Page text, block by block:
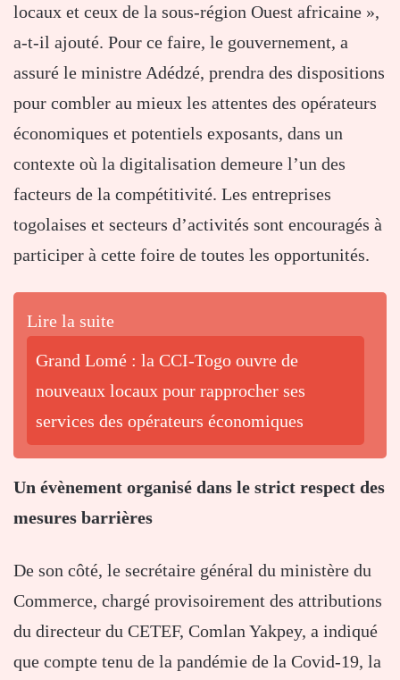
locaux et ceux de la sous-région Ouest africaine »,
a-t-il ajouté. Pour ce faire, le gouvernement, a
assuré le ministre Adédzé, prendra des dispositions
pour combler au mieux les attentes des opérateurs
économiques et potentiels exposants, dans un
contexte où la digitalisation demeure l’un des
facteurs de la compétitivité. Les entreprises
togolaises et secteurs d’activités sont encouragés à
participer à cette foire de toutes les opportunités.
Lire la suite
Grand Lomé : la CCI-Togo ouvre de
nouveaux locaux pour rapprocher ses
services des opérateurs économiques
Un évènement organisé dans le strict respect des
mesures barrières
De son côté, le secrétaire général du ministère du
Commerce, chargé provisoirement des attributions
du directeur du CETEF, Comlan Yakpey, a indiqué
que compte tenu de la pandémie de la Covid-19, la